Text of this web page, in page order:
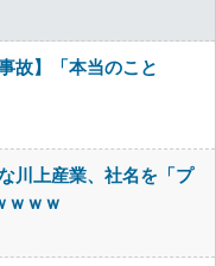
故】「本当のこと
川上産業、社名を「プ
ｗｗｗ